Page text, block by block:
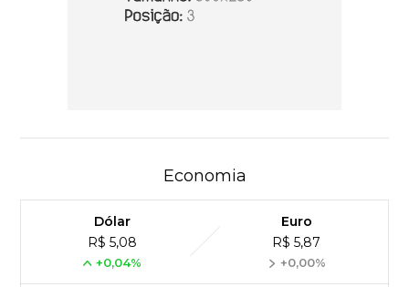
Economia
Dólar
R$ 5,08
+0,04%
Euro
R$ 5,87
+0,00%